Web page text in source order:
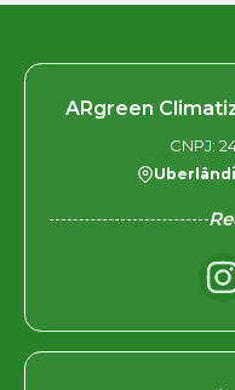
ARgreen
CNPJ: